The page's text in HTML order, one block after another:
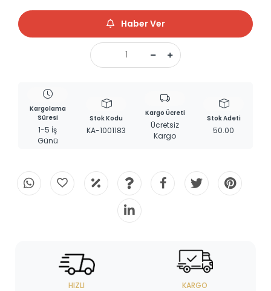
Haber Ver
Kargolama
Süresi
1-5 İş
Günü
Stok Kodu
KA-1001183
Kargo Ücreti
Ücretsiz
Kargo
Stok Adeti
50.00
HIZLI
KARGO